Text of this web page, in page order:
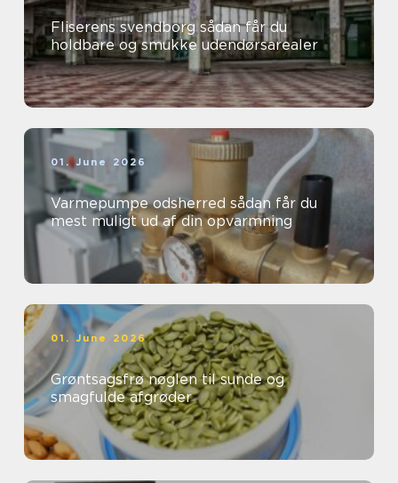
Fliserens svendborg sådan får du
holdbare og smukke udendørsarealer
01. June 2026
Varmepumpe odsherred sådan får du
mest muligt ud af din opvarmning
01. June 2026
Grøntsagsfrø nøglen til sunde og
smagfulde afgrøder